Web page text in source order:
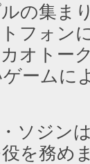
の集ま
フォン
オトー
ームに
ソジン
を務め